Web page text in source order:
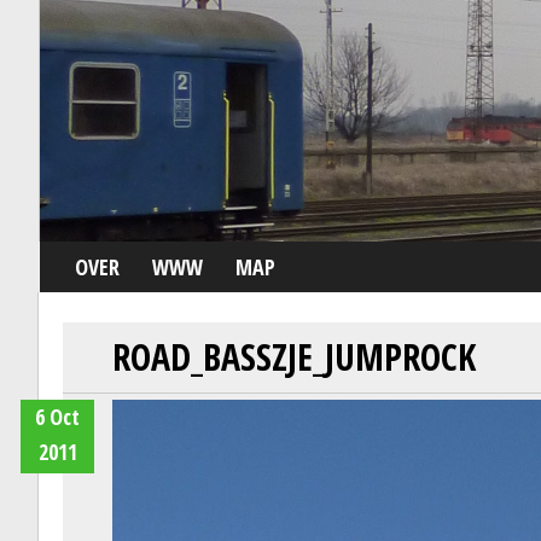
OVER WWW MAP
ROAD_BASSZJE_JUMPROCK
6 Oct
2011